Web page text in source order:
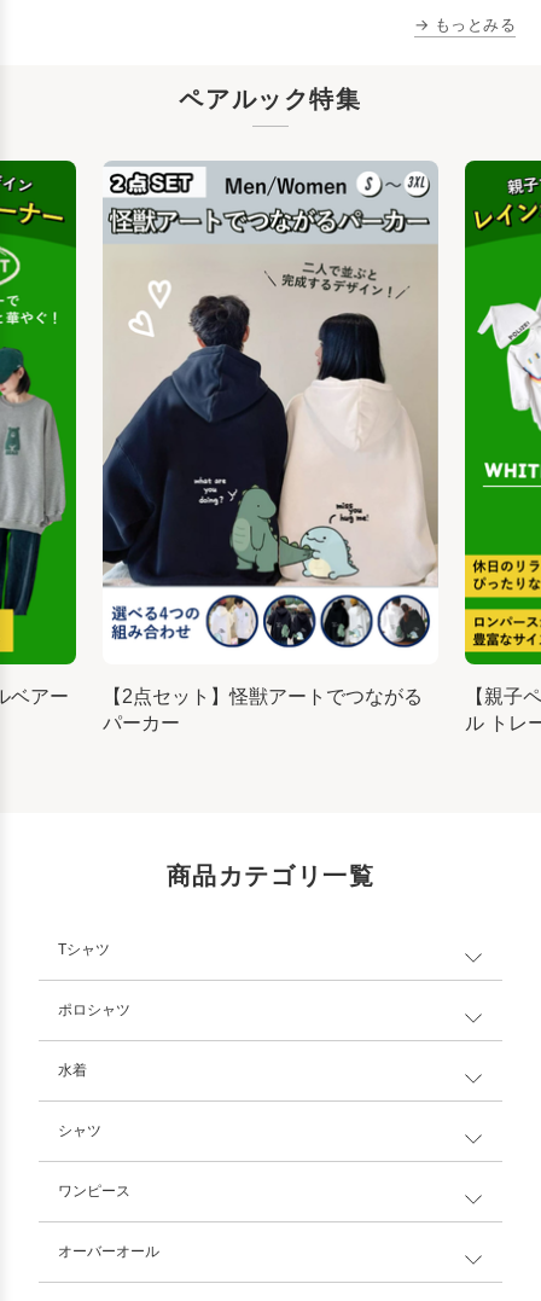
→ もっとみる
ペアルック特集
ベアー
【2点セット】怪獣アートでつながる
パーカー
【親子
ル トレ
商品カテゴリ一覧
Tシャツ
ポロシャツ
水着
シャツ
ワンピース
オーバーオール